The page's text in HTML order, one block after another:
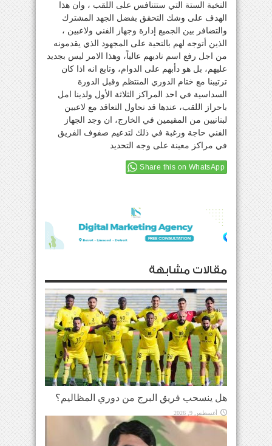
النخبة الستة التي ستتنافس على اللقب ، وان هذا
الهدف على وشك التحقق بفضل الجهد المشترك
والتضافر بين الجميع إدارة وجهاز الفني ولاعبين ،
الذين أتوجه لهم بالتحية على المجهود الذي يقدمونه
من اجل رفع اسم ناديهم عالياً، وهذا الامر ليس بجديد
عليهم، بل هو دأبهم على الدوام، وتابع انه اذا كان
ترتيبنا مع ختام الدوري المنتظم وقبل الدورة
السداسية في احد المراكز الثلاثة الأول ولدينا امل
باحراز اللقب، عندها قد نحاول التعاقد مع لاعبين
لبنانيين من المقيمين في الخارج، ان وجد الجهاز
الفني حاجة ورغبة في ذلك لتدعيم صفوف الفريق
في مراكز معينة على وجه التحديد
Share this on WhatsApp
مقالات مشابهة
هل ينسحب فريق البرج من دوري المظاليم؟
أغسطس 9, 2026